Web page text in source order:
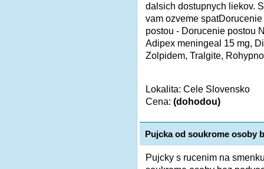
dalsich dostupnych liekov.
vam ozveme
postou - Dorucenie postou
Adipex meningeal 15 mg,
Zolpidem, Tralgite,
Lokalita: Cele Slovensko
Cena: (dohodou)
Pujcka od soukrome osoby
Pujcky s rucenim na